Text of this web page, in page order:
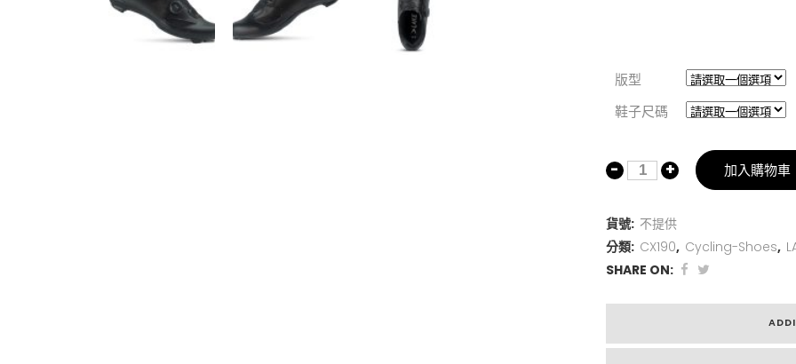
版型
鞋子尺碼
加入購物車
貨號: 不提供
分類: CX190, Cycling-Shoes,
SHARE ON: